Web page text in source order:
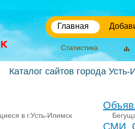
Главная
Статистика
Каталог сайтов города Усть-
в г.Усть-Илимск
СМИ,